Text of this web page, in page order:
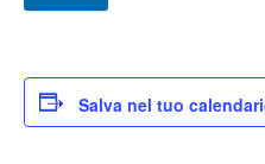
Salva nel tuo